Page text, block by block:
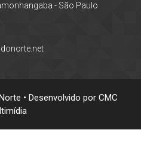
- São Paulo
• Desenvolvido por CMC